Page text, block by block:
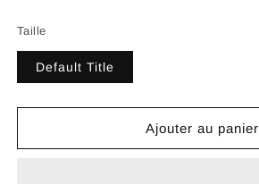
Taille
Default Title
Ajouter au panier